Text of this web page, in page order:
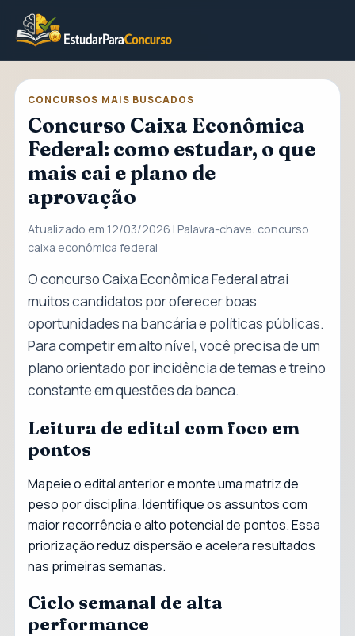
CONCURSOS MAIS BUSCADOS
Concurso Caixa Econômica
Federal: como estudar, o que
mais cai e plano de
aprovação
Atualizado em 12/03/2026 | Palavra-chave: concurso
caixa econômica federal
O concurso Caixa Econômica Federal atrai
muitos candidatos por oferecer boas
oportunidades na bancária e políticas públicas.
Para competir em alto nível, você precisa de um
plano orientado por incidência de temas e treino
constante em questões da banca.
Leitura de edital com foco em
pontos
Mapeie o edital anterior e monte uma matriz de
peso por disciplina. Identifique os assuntos com
maior recorrência e alto potencial de pontos. Essa
priorização reduz dispersão e acelera resultados
nas primeiras semanas.
Ciclo semanal de alta
performance